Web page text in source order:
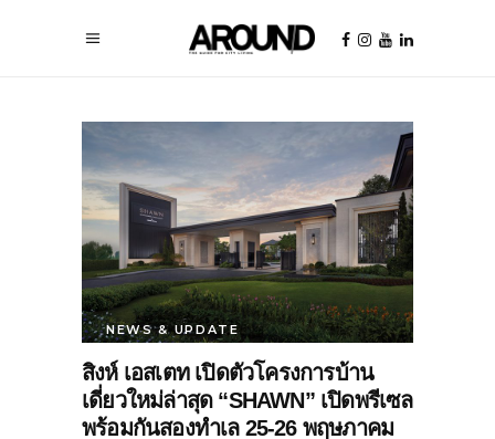
NEWS & UPDATE
สิงห์ เอสเตท เปิดตัวโครงการบ้าน
เดี่ยวใหม่ล่าสุด “SHAWN” เปิดพรีเซล
พร้อมกันสองทำเล 25-26 พฤษภาคม